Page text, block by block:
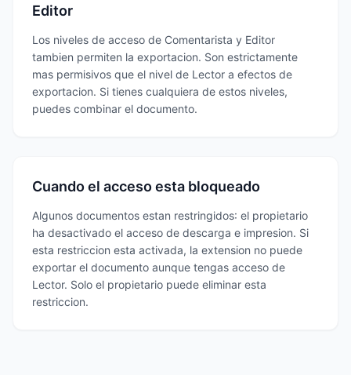
Editor
Los niveles de acceso de Comentarista y Editor
tambien permiten la exportacion. Son estrictamente
mas permisivos que el nivel de Lector a efectos de
exportacion. Si tienes cualquiera de estos niveles,
puedes combinar el documento.
Cuando el acceso esta bloqueado
Algunos documentos estan restringidos: el propietario
ha desactivado el acceso de descarga e impresion. Si
esta restriccion esta activada, la extension no puede
exportar el documento aunque tengas acceso de
Lector. Solo el propietario puede eliminar esta
restriccion.